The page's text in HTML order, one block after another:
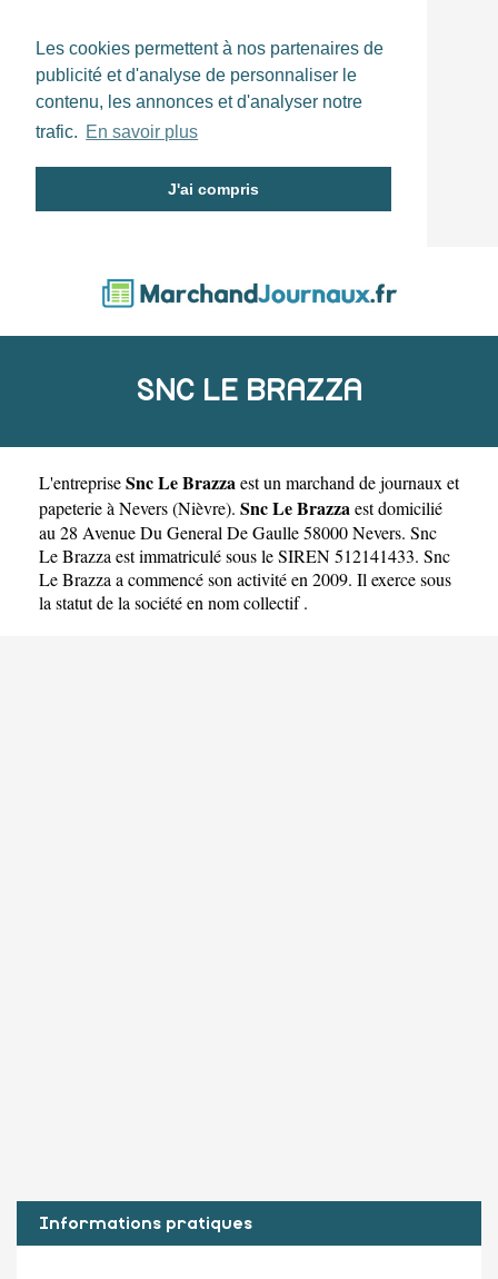
Les cookies permettent à nos partenaires de
publicité et d'analyse de personnaliser le
contenu, les annonces et d'analyser notre
trafic. En savoir plus
J'ai compris
SNC LE BRAZZA
L'entrepriseSnc Le Brazzaest un marchand de journaux et
papeterie à Nevers(Nièvre). Snc Le Brazzaest domicilié
au 28 Avenue Du General De Gaulle 58000 Nevers. Snc
Le Brazza est immatriculé sous le SIREN 512141433. Snc
Le Brazza a commencé son activité en 2009. Il exerce sous
la statut de la société en nom collectif .
Informations pratiques